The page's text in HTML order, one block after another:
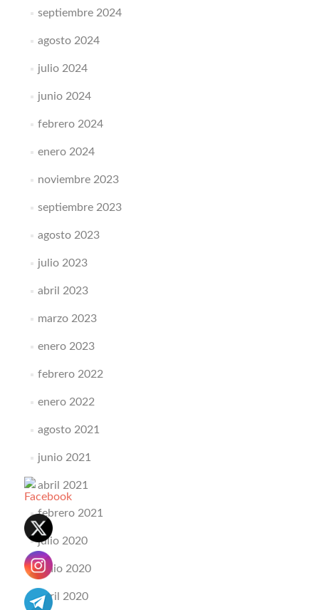
septiembre 2024
agosto 2024
julio 2024
junio 2024
febrero 2024
enero 2024
noviembre 2023
septiembre 2023
agosto 2023
julio 2023
abril 2023
marzo 2023
enero 2023
febrero 2022
enero 2022
agosto 2021
junio 2021
abril 2021
febrero 2021
julio 2020
junio 2020
abril 2020